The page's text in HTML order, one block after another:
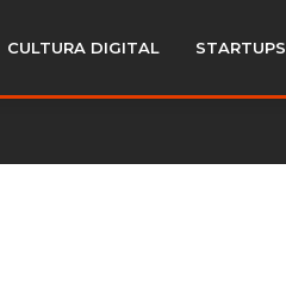
CULTURA DIGITAL STARTUPS